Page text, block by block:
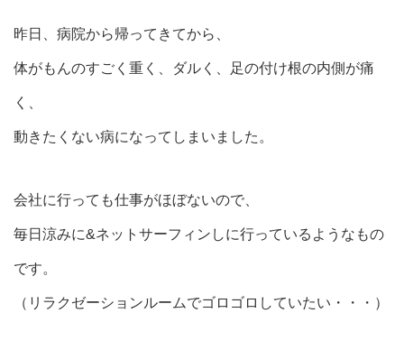
昨日、病院から帰ってきてから、
体がもんのすごく重く、ダルく、足の付け根の内側が痛
く、
動きたくない病になってしまいました。
会社に行っても仕事がほぼないので、
毎日涼みに&ネットサーフィンしに行っているようなもの
です。
（リラクゼーションルームでゴロゴロしていたい・・・）